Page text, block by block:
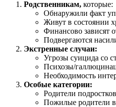
Родственникам, которые:
Обнаружили факт
Живут в состоянии
Финансово зависят
Подвергаются
Экстренные случаи:
Угрозы суицида со
Психозы/
Необходимость
Особые категории:
Родители
Пожилые родители